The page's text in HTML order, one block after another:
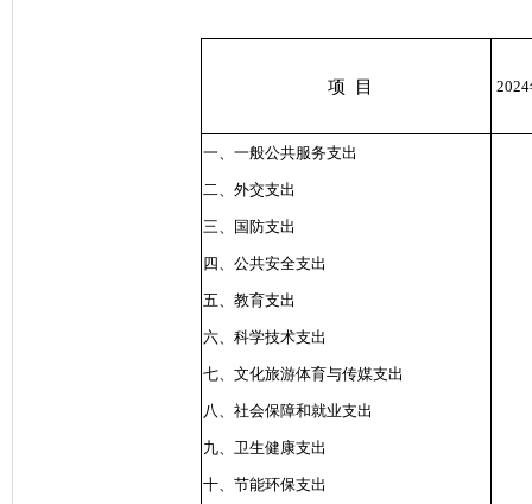
项 目 202
一、一般公共服务支出
二、外交支出
三、国防支出
四、公共安全支出
五、教育支出
六、科学技术支出
七、文化旅游体育与传媒支出
八、社会保障和就业支出
九、卫生健康支出
十、节能环保支出